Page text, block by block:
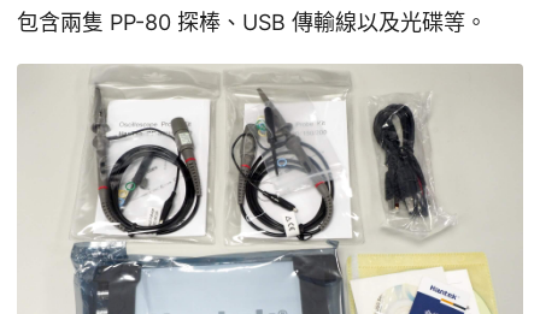
包含兩隻 PP-80 探棒、USB 傳輸線以及光碟等。